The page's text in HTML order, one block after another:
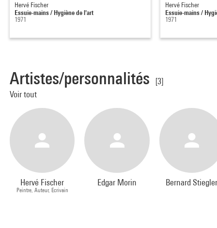
Hervé Fischer
Essuie-mains / Hygiène de l'art
1971
Hervé Fischer
Essuie-mains /
1971
Artistes/personnalités
[3]
Voir tout
Hervé Fischer
Peintre, Auteur, Ecrivain
Edgar Morin Bernard